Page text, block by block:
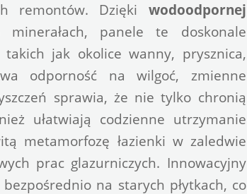
remontów. Dzięki wodoodpornej
panele te doskonale
jak okolice wanny, prysznica,
odporność na wilgoć, zmienne
sprawia, że nie tylko chronią
ułatwiają codzienne utrzymanie
metamorfozę łazienki w zaledwie
prac glazurniczych. Innowacyjny
na starych płytkach, co